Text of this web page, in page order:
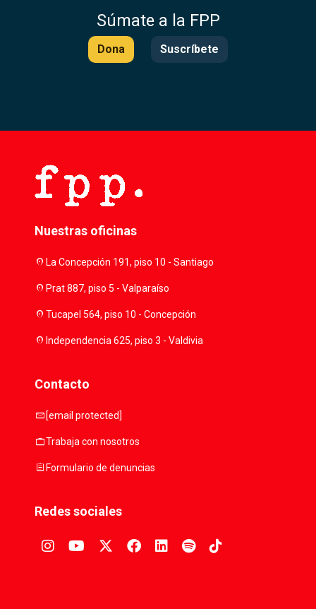
Súmate a la FPP
Dona Suscríbete
Nuestras oficinas
location_onLa Concepción 191, piso 10 - Santiago
location_onPrat 887, piso 5 - Valparaíso
location_onTucapel 564, piso 10 - Concepción
location_onIndependencia 625, piso 3 - Valdivia
Contacto
mail [email protected]
workTrabaja con nosotros
assignmentFormulario de denuncias
Redes sociales